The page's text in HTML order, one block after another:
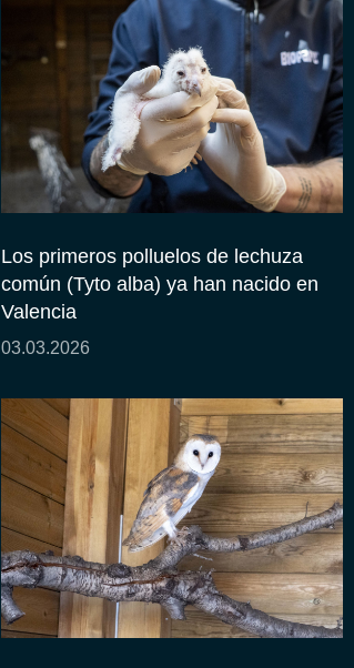
Los primeros polluelos de lechuza
común (Tyto alba) ya han nacido en
Valencia
03.03.2026